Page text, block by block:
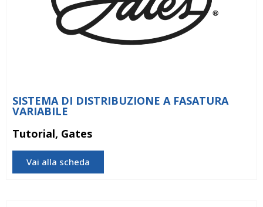
SISTEMA DI DISTRIBUZIONE A FASATURA
VARIABILE
Tutorial, Gates
Vai alla scheda